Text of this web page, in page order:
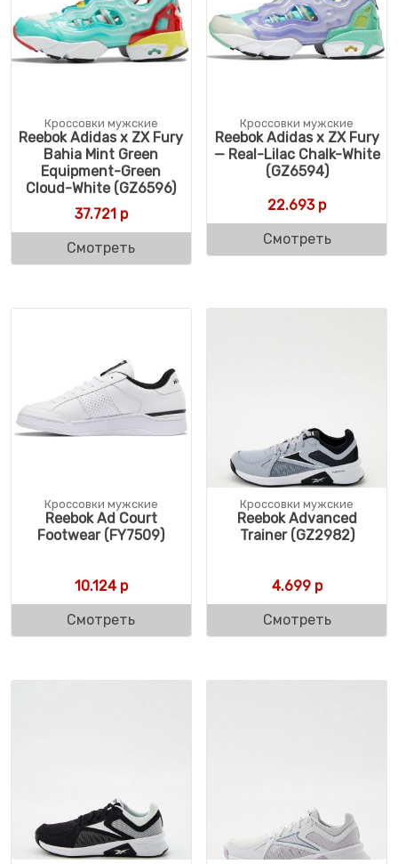
Кроссовки мужские
Reebok Adidas x ZX Fury
Bahia Mint Green
Equipment-Green
Cloud-White (GZ6596)
37.721р
Смотреть
Кроссовки мужские
Reebok Adidas x ZX Fury
— Real-Lilac Chalk-White
(GZ6594)
22.693р
Смотреть
Кроссовки мужские
Reebok Ad Court
Footwear (FY7509)
10.124р
Смотреть
Кроссовки мужские
Reebok Advanced
Trainer (GZ2982)
4.699р
Смотреть